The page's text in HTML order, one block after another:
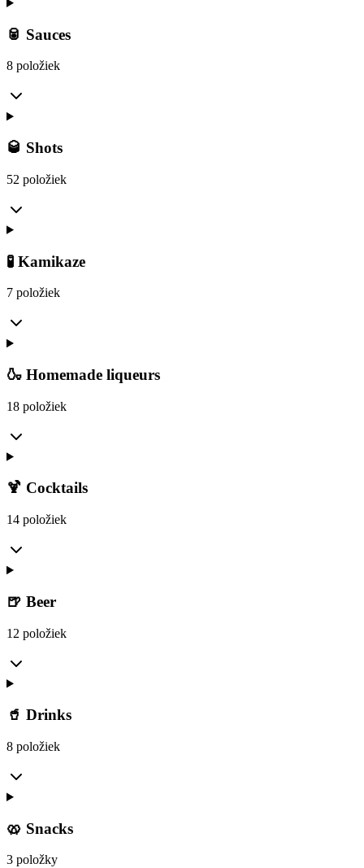
🥫 Sauces
8 položiek
🥃 Shots
52 položiek
🧪 Kamikaze
7 položiek
🍶 Homemade liqueurs
18 položiek
🍹 Cocktails
14 položiek
🍺 Beer
12 položiek
🥤 Drinks
8 položiek
🥨 Snacks
3 položky